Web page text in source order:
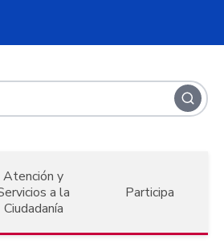
Atención y
a la
Ciudadanía
Participa